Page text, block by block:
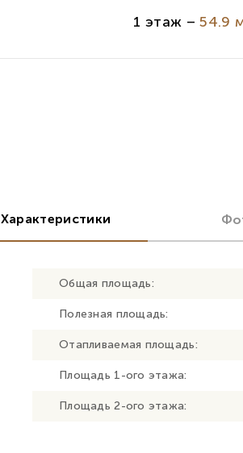
1 этаж –54.9
Характеристики
Общая площадь:
Полезная площадь:
Отапливаемая площадь:
Площадь 1-ого этажа:
Площадь 2-ого этажа: